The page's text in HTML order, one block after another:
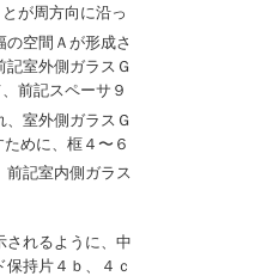
とが周方向に沿っ
空間Ａが形成さ
室外側ガラスＧ
前記スペーサ９
室外側ガラスＧ
めに、框４〜６
前記室内側ガラス
されるように、中
持片４ｂ、４ｃ